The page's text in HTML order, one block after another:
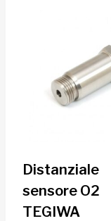
Distanziale
sensore O2
TEGIWA